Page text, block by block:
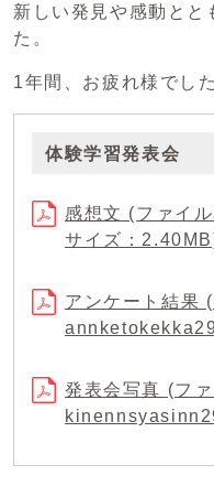
新しい発見や感動とと
た。
1年間、お疲れ様でし
体験学習発表会
感想文 (ファイ
サイズ：
アンケート結果 (
発表会写真 (ファ